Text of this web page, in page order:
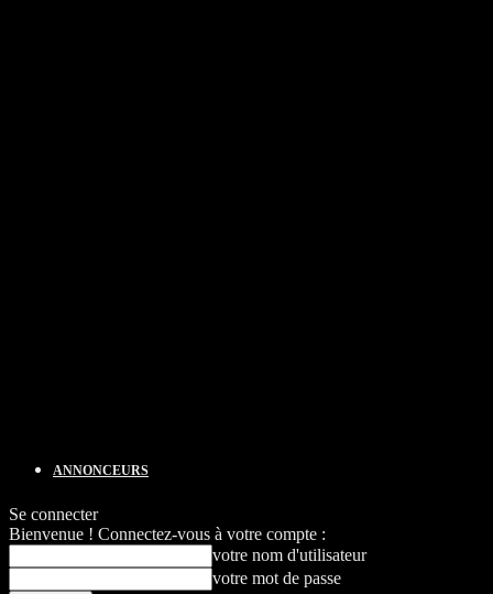
ANNONCEURS
Se connecter
Bienvenue ! Connectez-vous à votre compte :
votre nom d'utilisateur
votre mot de passe